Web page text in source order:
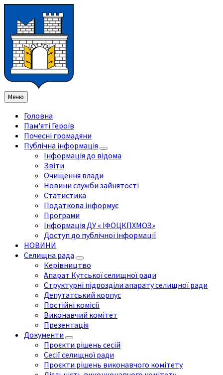
змісту
ліву
бічну
панель
праву
бічну
панель
нижнього
колонтитула
Меню
Головна
Пам'яті Героїв
Почесні громадяни
Публічна інформація
Інформація до відома
Звіти
Очищення влади
Новини служби зайнятості
Статистика
Податкова інформує
Програми
Інформація ДУ « ІФОЦКПХМОЗ»
Доступ до публічної інформації
НОВИНИ
Селищна рада
Керівництво
Апарат Кутської селищної ради
Структурні підрозділи апарату селищної ради
Депутатський корпус
Постійні комісії
Виконавчий комітет
Презентація
Документи
Проєкти рішень сесій
Сесії селищної ради
Проєкти рішень виконавчого комітету